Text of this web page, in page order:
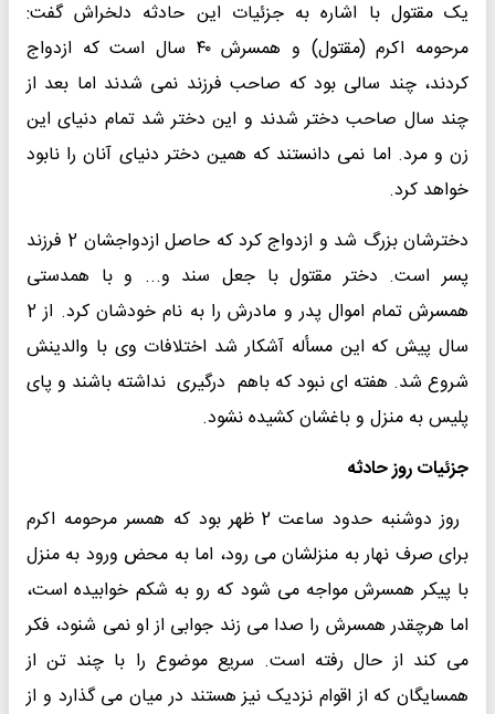
یک مقتول با اشاره به جزئیات این حادثه دلخراش گفت:
مرحومه اکرم (مقتول) و همسرش ۴۰ سال است که ازدواج
کردند، چند سالی بود که صاحب فرزند نمی شدند اما بعد از
چند سال صاحب دختر شدند و این دختر شد تمام دنیای این
زن و مرد. اما نمی دانستند که همین دختر دنیای آنان را نابود
خواهد کرد.
دخترشان بزرگ شد و ازدواج کرد که حاصل ازدواجشان 2 فرزند
پسر است. دختر مقتول با جعل سند و... و با همدستی
همسرش تمام اموال پدر و مادرش را به نام خودشان کرد. از 2
سال پیش که این مسأله آشکار شد اختلافات وی با والدینش
شروع شد. هفته ای نبود که باهم درگیری نداشته باشند و پای
پلیس به منزل و باغشان کشیده نشود.
جزئیات روز حادثه
روز دوشنبه حدود ساعت 2 ظهر بود که همسر مرحومه اکرم
برای صرف نهار به منزلشان می رود، اما به محض ورود به منزل
با پیکر همسرش مواجه می شود که رو به شکم خوابیده است،
اما هرچقدر همسرش را صدا می زند جوابی از او نمی شنود، فکر
می کند از حال رفته است. سریع موضوع را با چند تن از
همسایگان که از اقوام نزدیک نیز هستند در میان می گذارد و از